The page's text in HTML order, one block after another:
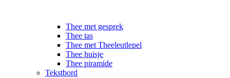
Thee met gesprek
Thee tas
Thee met Theeleutlepel
Thee huisje
Thee piramide
Tekstbord